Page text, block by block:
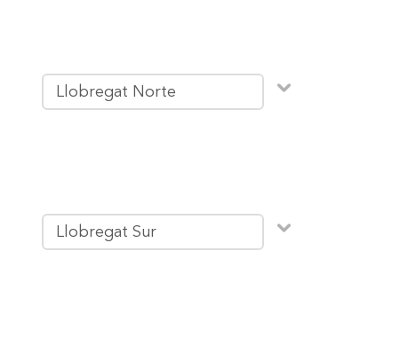
Llobregat Norte
Llobregat Sur